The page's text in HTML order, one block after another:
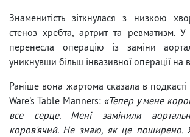
Знаменитість зіткнулася з низкою
стеноз хребта, артрит та ревматизм.
перенесла операцію із заміни
уникнувши більш інвазивної операції на
Раніше вона жартома сказала в
Ware's Table Manners: «Тепер у мене
все серце. Мені замінили
коров'ячий. Не знаю, як це поширено.